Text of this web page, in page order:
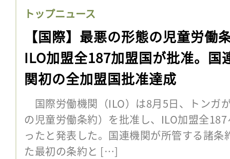
トップニュース
【国際】最悪の形態の児童労働
ILO加盟全187加盟国が批准。国
関初の全加盟国批准達成
国際労働機関（ILO）は8月5日、トンガ
の児童労働条約）を批准し、ILO加盟全
ったと発表した。国連機関が所管する諸
た最初の条約と […]